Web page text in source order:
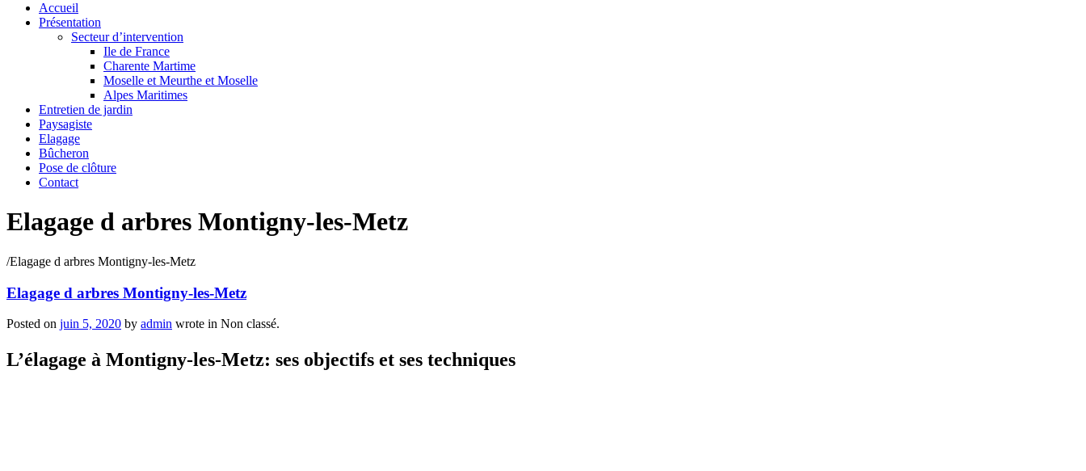
Accueil
Présentation
Secteur d’intervention
Ile de France
Charente Martime
Moselle et Meurthe et Moselle
Alpes Maritimes
Entretien de jardin
Paysagiste
Elagage
Bûcheron
Pose de clôture
Contact
Elagage d arbres Montigny-les-Metz
/Elagage d arbres Montigny-les-Metz
Elagage d arbres Montigny-les-Metz
Posted on juin 5, 2020 by admin wrote in Non classé.
L’élagage à Montigny-les-Metz: ses objectifs et ses techniques